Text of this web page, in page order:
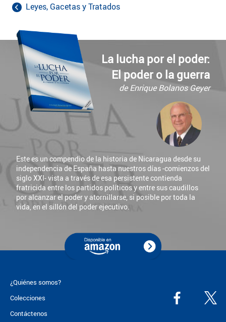
Leyes, Gacetas y Tratados
La lucha por el poder:
El poder o la guerra
de Enrique Bolanos Geyer
Este es un compendio de la historia de Nicaragua desde su
independencia de España hasta nuestros días -comienzos del
siglo XXI- vista a través de esa persistente contienda
fratricida entre los partidos políticos y entre sus caudillos
por alcanzar el poder y atornillarse, si posible por toda la
vida, en el sillón del poder ejecutivo.
¿Quiénes somos?
Colecciones
Contáctenos